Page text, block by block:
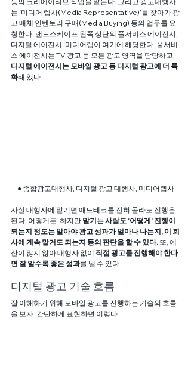
는 ‘미디어 렙사(Media Representative)’를 찾아가 광
고 매체 인벤토리 구매(Media Buying) 등의 업무를 요
청한다. 랜드스케이프 왼쪽 상단의 풀서비스 에이전시,
디지털 에이전시, 미디어렙이 여기에 해당한다. 풀서비
스 에이전시는 TV 광고 등 모든 광고 영역을 담당하고,
디지털 에이전시는 모바일 광고 등 디지털 광고에 더 특
화돼 있다.
● 종합광고대행사, 디지털 광고 대행사, 미디어렙사
사실 대행사에 맡기면 애드테크를 전혀 몰라도 진행은
된다, 어떻게든. 하지만 맡기는 사람도 ‘어떻게’ 진행이
되는지 정도는 알아야 광고 성과가 얼마나 나는지, 이 회
사에 계속 맡겨도 되는지 등의 판단을 할 수 있다. 또, 예
산이 많지 않아 대행사 없이 직접 광고를 진행해야 한다
면 잘 알수록 좋은 성과를 낼 수 있다.
디지털 광고 기술 흐름
잘 이해하기 위해 모바일 광고를 진행하는 기술의 흐름
을 보자. 간단하게 표현하면 이렇다.